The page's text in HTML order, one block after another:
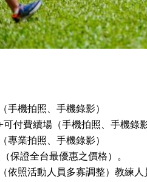
手機拍照、手機錄影）
可付費續場（手機拍照、手機錄
專業拍照、手機錄影）
保證全台最優惠之價格）。
依照活動人員多寡調整）教練